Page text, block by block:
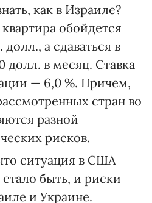
как в Израиле?
обойдется
а сдаваться в
долл. в месяц. Ставка
— 6,0 %. Причем,
стран во
разной
рисков.
ситуация в США
быть, и риски
и Украине.